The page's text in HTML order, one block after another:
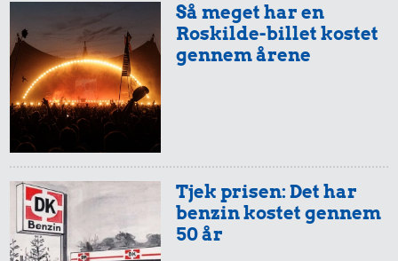
1,71 kr.
100 g
flæskesvær
2,47 kr.
Syltede
Så meget har en
Roskilde-billet kostet
gennem årene
Tjek prisen: Det har
benzin kostet gennem
50 år